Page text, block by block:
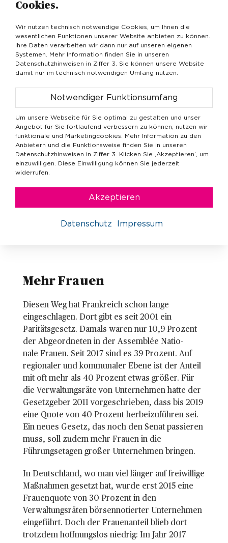
Wirtschaft (EAF). Darin klagen die befragten
Alter unter 45 Jahren sogar zu 60 Prozent – über
sexuelle Belästigung im Alltag. Das ist mit einer
unzureichenden Repräsentation von Frauen in
politischen Ämtern schwer zu bekämpfen. Der
ist man aber noch weit entfernt. Auf der
kommunalen Ebene sieht es mit nur 15 Prozent
Frauen noch düsterer aus. Daher werden
Forderungen für ein Paritätsgesetz wieder laut,
ein bis heute sehr kontroverses Thema.
Ländern über Frauenquoten ähnlich,
Mehr Frauen
Diesen Weg hat Frankreich schon lange
eingeschlagen. Dort gibt es seit 2001 ein
Paritätsgesetz. Damals waren nur 10,9 Prozent
der Abgeordneten in der Assemblée Natio-
nale Frauen. Seit 2017 sind es 39 Prozent. Auf
regionaler und kommunaler Ebene ist der Anteil
mit oft mehr als 40 Prozent etwas größer. Für
die Verwaltungsräte von Unternehmen hatte der
Gesetzgeber 2011 vorgeschrieben, dass bis 2019
eine Quote von 40 Prozent herbeizuführen sei.
Ein neues Gesetz, das noch den Senat passieren
muss, soll zudem mehr Frauen in die
Führungsetagen großer Unternehmen bringen.
In Deutschland, wo man viel länger auf freiwillige
Maßnahmen gesetzt hat, wurde erst 2015 eine
Frauenquote von 30 Prozent in den
Verwaltungsräten börsennotierter Unternehmen
eingeführt. Doch der Frauenanteil blieb dort
trotzdem hoffnungslos niedrig: Im Jahr 2017
Cookies.
Wir nutzen technisch notwendige Cookies, um Ihnen die
wesentlichen Funktionen unserer Website anbieten zu können.
Ihre Daten verarbeiten wir dann nur auf unseren eigenen
Systemen. Mehr Information finden Sie in unseren
Datenschutzhinweisen in Ziffer 3. Sie können unsere Website
damit nur im technisch notwendigen Umfang nutzen.
Notwendiger Funktionsumfang
Um unsere Webseite für Sie optimal zu gestalten und unser
Angebot für Sie fortlaufend verbessern zu können, nutzen wir
funktionale und Marketingcookies. Mehr Information zu den
Anbietern und die Funktionsweise finden Sie in unseren
Datenschutzhinweisen in Ziffer 3. Klicken Sie ‚Akzeptieren‘, um
einzuwilligen. Diese Einwilligung können Sie jederzeit
widerrufen.
Akzeptieren
Datenschutz Impressum